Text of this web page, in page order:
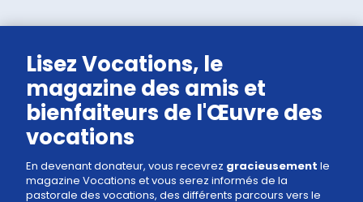
Lisez Vocations, le
magazine des amis et
bienfaiteurs de l'Œuvre des
vocations
En devenant donateur, vous recevrez gracieusement le
magazine Vocations et vous serez informés de la
pastorale des vocations, des différents parcours vers le